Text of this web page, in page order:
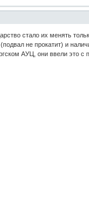
стало их менять
не прокатит) и
АУЦ, они ввели это с